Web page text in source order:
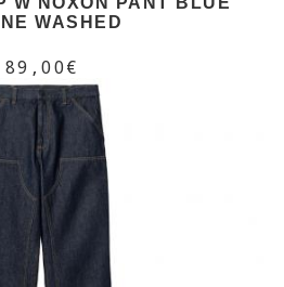
WASHED
89,00€